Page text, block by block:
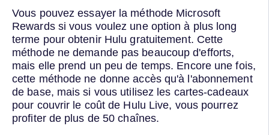
Vous pouvez essayer la méthode Microsoft
Rewards si vous voulez une option à plus long
terme pour obtenir Hulu gratuitement. Cette
méthode ne demande pas beaucoup d'efforts,
mais elle prend un peu de temps. Encore une fois,
cette méthode ne donne accès qu'à l'abonnement
de base, mais si vous utilisez les cartes-cadeaux
pour couvrir le coût de Hulu Live, vous pourrez
profiter de plus de 50 chaînes.